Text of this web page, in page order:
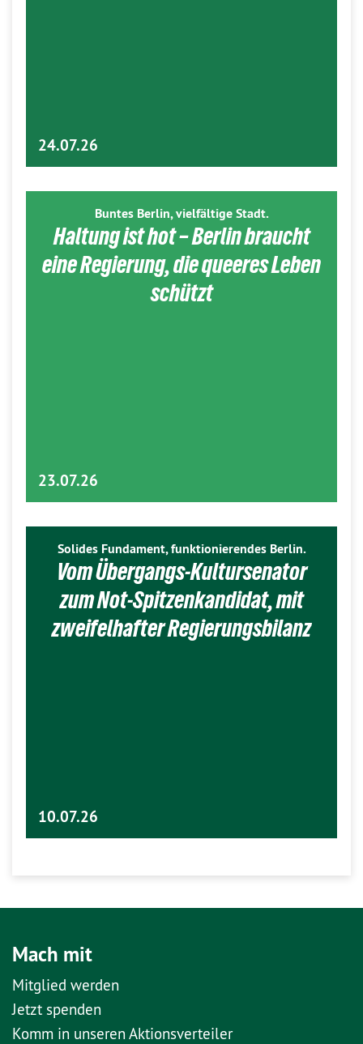
24.07.26
Buntes Berlin, vielfältige Stadt.
Haltung ist hot – Berlin braucht
eine Regierung, die queeres Leben
schützt
23.07.26
Solides Fundament, funktionierendes Berlin.
Vom Übergangs-Kultursenator
zum Not-Spitzenkandidat, mit
zweifelhafter Regierungsbilanz
10.07.26
Mach mit
Mitglied werden
Jetzt spenden
Komm in unseren Aktionsverteiler